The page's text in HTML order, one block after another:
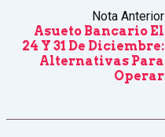
Nota Anterior
Asueto Bancario El
24 Y 31 De Diciembre:
Alternativas Para
Operar